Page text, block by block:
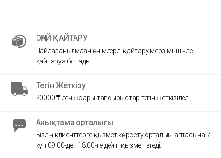
ОҢАЙ ҚАЙТАРУ
Пайдаланылмаған өнімдерді қайтару мерзімі ішінде
қайтаруға болады.
Тегін Жеткізу
20000 ₸ ден жоғары тапсырыстар тегін жеткізіледі.
Анықтама орталығы
Біздің клиенттерге қызмет көрсету орталығы аптасына 7
күн 09.00-ден 18.00-ге дейін қызмет етеді.